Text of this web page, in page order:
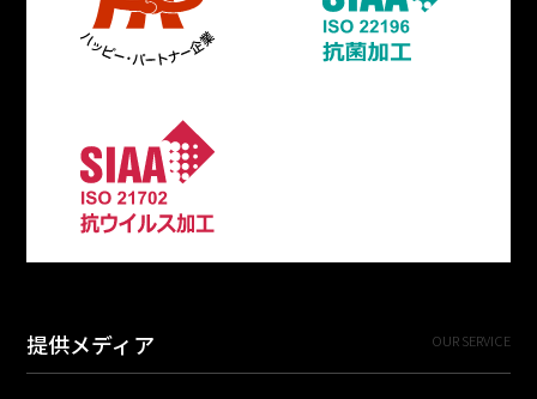
提供メディア OUR SERVICE